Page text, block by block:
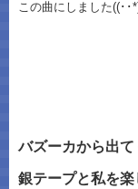
この曲にしました((･･
バズーカから出て
銀テープと私を楽